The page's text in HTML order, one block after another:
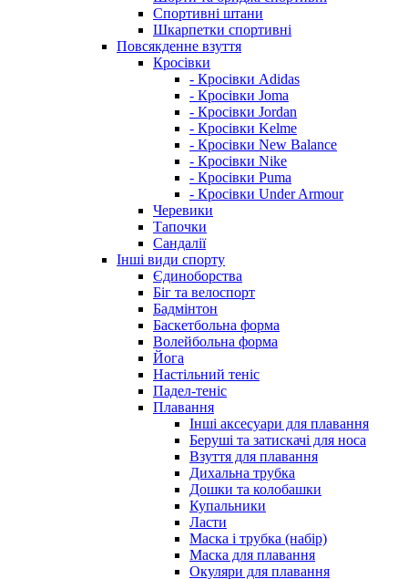
Спортивні штани
Шкарпетки спортивні
Повсякденне взуття
Кросівки
- Кросівки Adidas
- Кросівки Joma
- Кросівки Jordan
- Кросівки Kelme
- Кросівки New Balance
- Кросівки Nike
- Кросівки Puma
- Кросівки Under Armour
Черевики
Тапочки
Сандалії
Інші види спорту
Єдиноборства
Біг та велоспорт
Бадмінтон
Баскетбольна форма
Волейбольна форма
Йога
Настільний теніс
Падел-теніс
Плавання
Інші аксесуари для плавання
Беруші та затискачі для носа
Взуття для плавання
Дихальна трубка
Дошки та колобашки
Купальники
Ласти
Маска і трубка (набір)
Маска для плавання
Окуляри для плавання